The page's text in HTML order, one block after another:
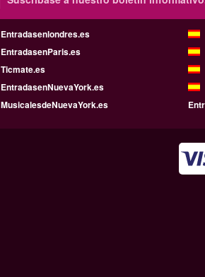
Entradasenlondres.es
EntradasenParis.es
Ticmate.es
EntradasenNuevaYork.es
MusicalesdeNuevaYork.es